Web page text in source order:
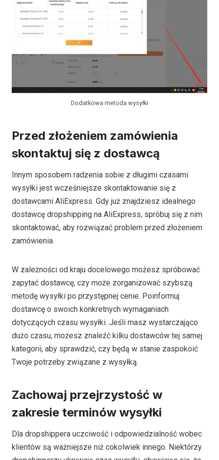
Dodatkowa metoda wysyłki
Przed złożeniem zamówienia
skontaktuj się z dostawcą
Innym sposobem radzenia sobie z długimi czasami
wysyłki jest wcześniejsze skontaktowanie się z
dostawcami AliExpress. Gdy już znajdziesz idealnego
dostawcę dropshipping na AliExpress, spróbuj się z nim
skontaktować, aby rozwiązać problem przed złożeniem
zamówienia.
W zależności od kraju docelowego możesz spróbować
zapytać dostawcę, czy może zorganizować szybszą
metodę wysyłki po przystępnej cenie. Poinformuj
dostawcę o swoich konkretnych wymaganiach
dotyczących czasu wysyłki. Jeśli masz wystarczająco
dużo czasu, możesz znaleźć kilku dostawców tej samej
kategorii, aby sprawdzić, czy będą w stanie zaspokoić
Twoje potrzeby związane z wysyłką.
Zachowaj przejrzystość w
zakresie terminów wysyłki
Dla dropshippera uczciwość i odpowiedzialność wobec
klientów są ważniejsze niż cokolwiek innego. Niektórzy